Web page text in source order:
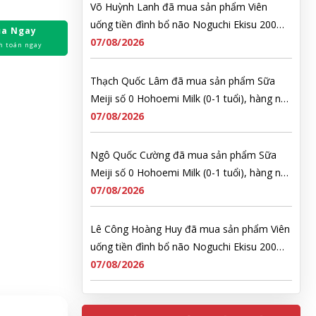
Ngay
toán ngay
Võ Huỳnh Lanh đã mua sản phẩm Viên
uống tiền đình bổ não Noguchi Ekisu 200
Viên
07/08/2026
Thạch Quốc Lâm đã mua sản phẩm Sữa
Meiji số 0 Hohoemi Milk (0-1 tuổi), hàng nội
địa Nhật (hộp thiếc 800g)
07/08/2026
Ngô Quốc Cường đã mua sản phẩm Sữa
Meiji số 0 Hohoemi Milk (0-1 tuổi), hàng nội
địa Nhật (hộp thiếc 800g)
07/08/2026
Lê Công Hoàng Huy đã mua sản phẩm Viên
uống tiền đình bổ não Noguchi Ekisu 200
Viên
07/08/2026
Hoàng Nhật Nam đã mua sản phẩm Sữa